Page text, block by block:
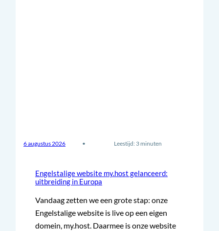
6 augustus 2026 • Leestijd: 3 minuten
Engelstalige website my.host gelanceerd:
uitbreiding in Europa
Vandaag zetten we een grote stap: onze
Engelstalige website is live op een eigen
domein, my.host. Daarmee is onze website